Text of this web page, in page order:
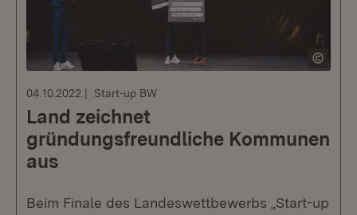
04.10.2022 Start-up BW
Land zeichnet
gründungsfreundliche Kommunen
aus
Beim Finale des Landeswettbewerbs „Start-up